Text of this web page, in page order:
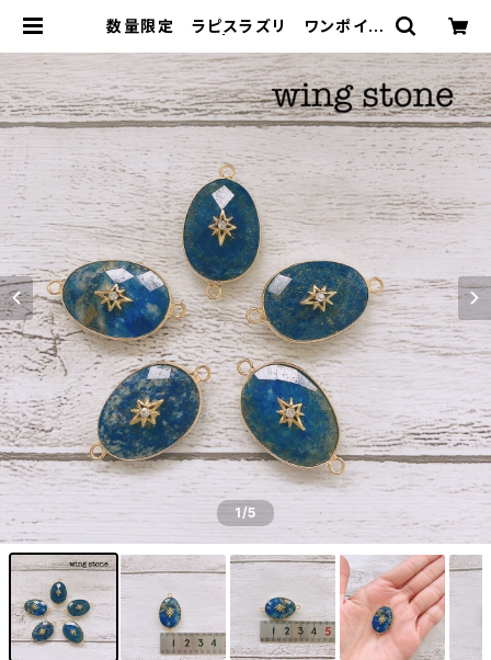
数量限定 ラピスラズリ ワンポイン
ングストーン
1/5